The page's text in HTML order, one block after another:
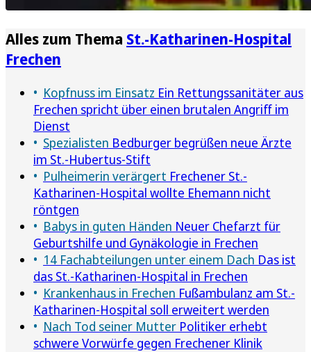
Alles zum Thema St.-Katharinen-Hospital
Frechen
Kopfnuss im Einsatz Ein Rettungssanitäter aus
Frechen spricht über einen brutalen Angriff im
Dienst
Spezialisten Bedburger begrüßen neue Ärzte
im St.-Hubertus-Stift
Pulheimerin verärgert Frechener St.-
Katharinen-Hospital wollte Ehemann nicht
röntgen
Babys in guten Händen Neuer Chefarzt für
Geburtshilfe und Gynäkologie in Frechen
14 Fachabteilungen unter einem Dach Das ist
das St.-Katharinen-Hospital in Frechen
Krankenhaus in Frechen Fußambulanz am St.-
Katharinen-Hospital soll erweitert werden
Nach Tod seiner Mutter Politiker erhebt
schwere Vorwürfe gegen Frechener Klinik